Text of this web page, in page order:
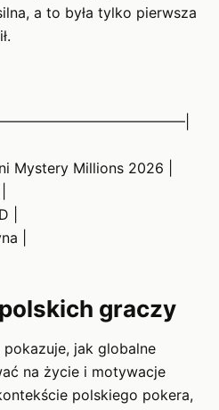
a to była tylko pierwsza
Mystery Millions 2026 |
|
|
graczy
jak globalne
na życie i motywacje
polskiego pokera,